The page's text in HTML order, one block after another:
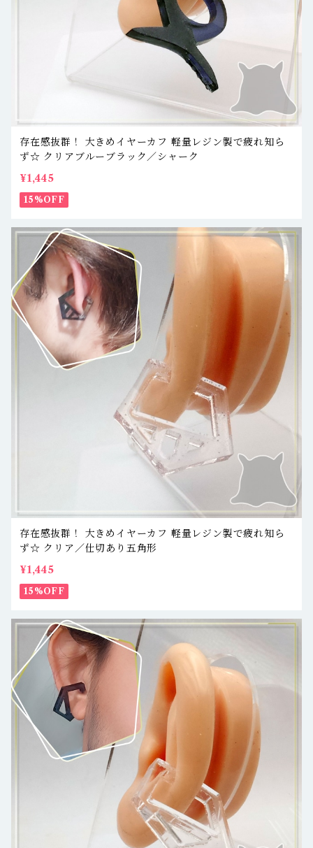
存在感抜群！ 大きめイヤーカフ 軽量レジン製で疲れ知ら
ず☆ クリアブルーブラック／シャーク
¥1,445
15%OFF
存在感抜群！ 大きめイヤーカフ 軽量レジン製で疲れ知ら
ず☆ クリア／仕切あり五角形
¥1,445
15%OFF